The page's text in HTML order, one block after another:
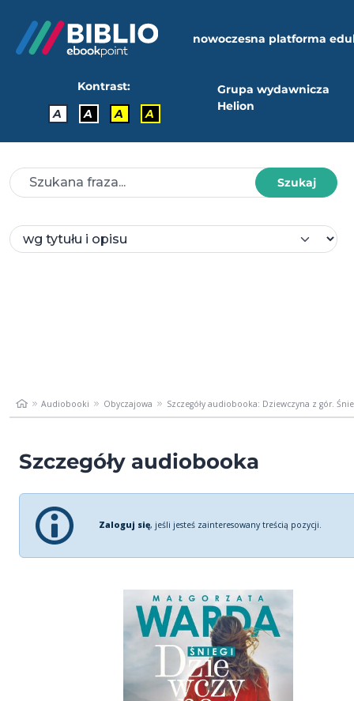
nowoczesna platforma
Kontrast:
A
A A A
Grupa wydawnicza
Helion
Szukaj
Audiobooki Obyczajowa Szczegóły audiobooka: Dziewczyna z gór.
Szczegóły audiobooka
Zaloguj się, jeśli jesteś zainteresowany treścią pozycji.